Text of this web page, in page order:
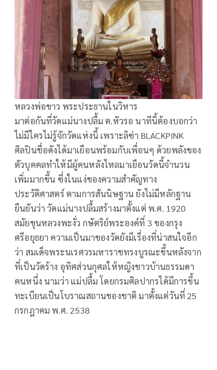
หลวงพ่อขาว พระประธานในวิหาร
มาต่อกันที่วัดแม่นางปลื้ม ต.หัวรอ นาทีนี้ต้องบอกว่า
ไม่มีใครไม่รู้จักวัดแห่งนี้ เพราะลิซ่า BLACKPINK
ศิลปินชื่อดังได้มาเยือนพร้อมกับเพื่อนๆ ด้วยพลังของ
ตัวบุคคลทำให้มีผู้คนหลังไหลมาเยือนวัดนี้จำนวน
เพิ่มมากขึ้น ซึ่งในแง่ของความสำคัญทาง
ประวัติศาสตร์ ตามการสันนิษฐาน ยังไม่มีหลักฐาน
ยืนยันว่า วัดแม่นางปลื้มสร้างมาตั้งแต่ พ.ศ. 1920
สมัยขุนหลวงพะงั่ว กษัตริย์พระองค์ที่ 3 ของกรุง
ศรีอยุธยา ความเป็นมาของวัดยังมีเรื่องที่น่าสนใจอีก
ว่า สมเด็จพระนเรศวรมหาราชทรงบูรณะขึ้นหลังจาก
ที่เป็นวัดร้าง อุทิศส่วนกุศลให้หญิงชาวบ้านธรรมดา
คนหนึ่ง นามว่า แม่ปลื้ม โดยกรมศิลปากรได้มีการขึ้น
ทะเบียนเป็นโบราณสถานของชาติ มาตั้งแต่วันที่ 25
กรกฎาคม พ.ศ. 2538